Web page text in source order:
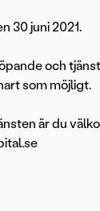
30 juni 2021.
och
som möjligt.
är du